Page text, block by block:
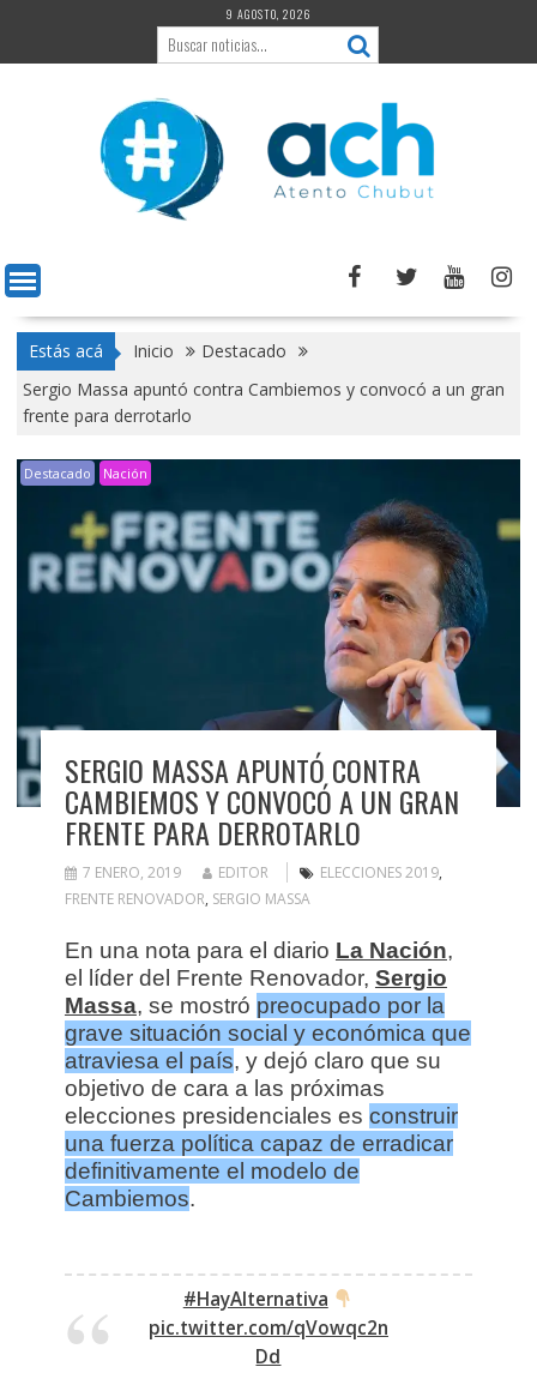
contenido
9 AGOSTO, 2026
Estás acá Inicio
Destacado
Sergio Massa apuntó contra Cambiemos y convocó a un gran
frente para derrotarlo
Destacado Nación
SERGIO MASSA APUNTÓ CONTRA
CAMBIEMOS Y CONVOCÓ A UN GRAN
FRENTE PARA DERROTARLO
7 ENERO, 2019 EDITOR ELECCIONES 2019,
FRENTE RENOVADOR, SERGIO MASSA
En una nota para el diario La Nación,
el líder del Frente Renovador, Sergio
Massa, se mostró preocupado por la
grave situación social y económica que
atraviesa el país, y dejó claro que su
objetivo de cara a las próximas
elecciones presidenciales es construir
una fuerza política capaz de erradicar
definitivamente el modelo de
Cambiemos.
#HayAlternativa
pic.twitter.com/qVowqc2n
Dd